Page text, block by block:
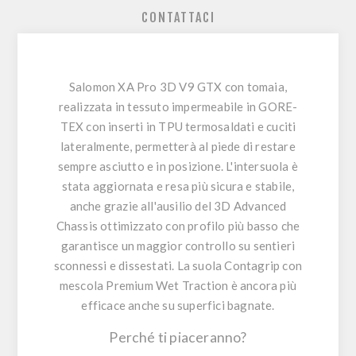
CONTATTACI
Salomon XA Pro 3D V9 GTX con tomaia,
realizzata in tessuto impermeabile in GORE-
TEX con inserti in TPU termosaldati e cuciti
lateralmente, permetterà al piede di restare
sempre asciutto e in posizione. L'intersuola è
stata aggiornata e resa più sicura e stabile,
anche grazie all'ausilio del 3D Advanced
Chassis ottimizzato con profilo più basso che
garantisce un maggior controllo su sentieri
sconnessi e dissestati. La suola Contagrip con
mescola Premium Wet Traction è ancora più
efficace anche su superfici bagnate.
Perché ti piaceranno?